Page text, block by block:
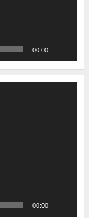
00:00
00:00